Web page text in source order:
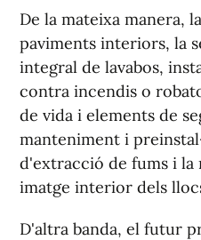
De la mateixa manera,
paviments interiors, la
integral de lavabos,
contra incendis o
de vida i elements de
manteniment i
d'extracció de fums i la
imatge interior dels
D'altra banda, el futur